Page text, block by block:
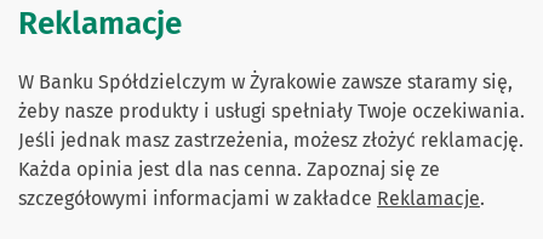
Reklamacje
W Banku Spółdzielczym w Żyrakowie zawsze staramy się,
żeby nasze produkty i usługi spełniały Twoje oczekiwania.
Jeśli jednak masz zastrzeżenia, możesz złożyć reklamację.
Każda opinia jest dla nas cenna. Zapoznaj się ze
szczegółowymi informacjami w zakładce Reklamacje.